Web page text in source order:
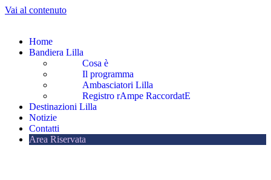
Vai al contenuto
Home
Bandiera Lilla
Cosa è
Il programma
Ambasciatori Lilla
Registro rAmpe RaccordatE
Destinazioni Lilla
Notizie
Contatti
Area Riservata